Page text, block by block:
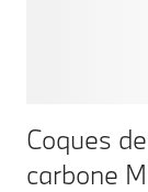
Coques
carbone